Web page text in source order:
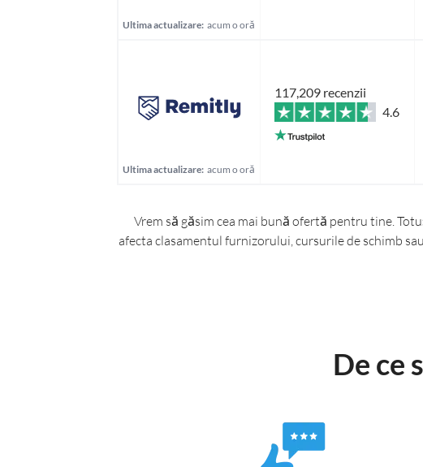
Ultima actualizare: acum o oră
Ultima actualizare: acum o oră
117,209 recenzii
4.6
Vrem să găsim cea mai bună ofertă pentru tine.
afecta clasamentul furnizorului, cursurile de schimb
De ce